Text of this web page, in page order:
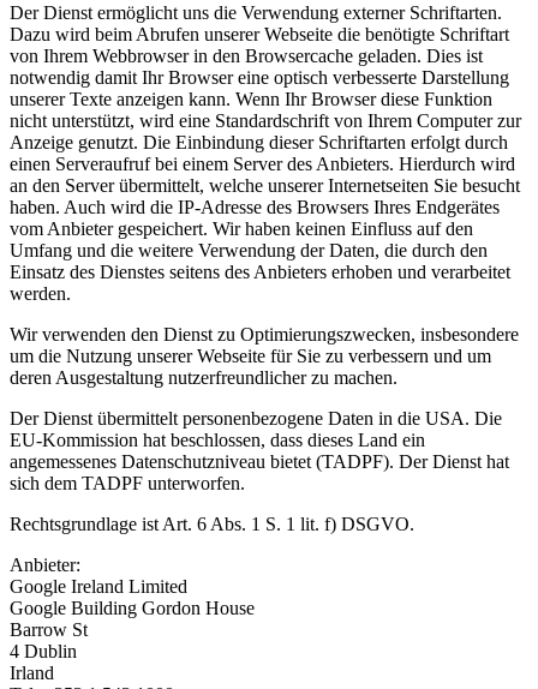
Der Dienst ermöglicht uns die Verwendung externer Schriftarten.
Dazu wird beim Abrufen unserer Webseite die benötigte Schriftart
von Ihrem Webbrowser in den Browsercache geladen. Dies ist
notwendig damit Ihr Browser eine optisch verbesserte Darstellung
unserer Texte anzeigen kann. Wenn Ihr Browser diese Funktion
nicht unterstützt, wird eine Standardschrift von Ihrem Computer zur
Anzeige genutzt. Die Einbindung dieser Schriftarten erfolgt durch
einen Serveraufruf bei einem Server des Anbieters. Hierdurch wird
an den Server übermittelt, welche unserer Internetseiten Sie besucht
haben. Auch wird die IP-Adresse des Browsers Ihres Endgerätes
vom Anbieter gespeichert. Wir haben keinen Einfluss auf den
Umfang und die weitere Verwendung der Daten, die durch den
Einsatz des Dienstes seitens des Anbieters erhoben und verarbeitet
werden.
Wir verwenden den Dienst zu Optimierungszwecken, insbesondere
um die Nutzung unserer Webseite für Sie zu verbessern und um
deren Ausgestaltung nutzerfreundlicher zu machen.
Der Dienst übermittelt personenbezogene Daten in die USA. Die
EU-Kommission hat beschlossen, dass dieses Land ein
angemessenes Datenschutzniveau bietet (TADPF). Der Dienst hat
sich dem TADPF unterworfen.
Rechtsgrundlage ist Art. 6 Abs. 1 S. 1 lit. f) DSGVO.
Anbieter:
Google Ireland Limited
Google Building Gordon House
Barrow St
4 Dublin
Irland